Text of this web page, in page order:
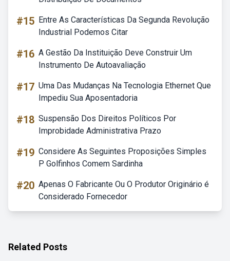
#15 Entre As Características Da Segunda Revolução
Industrial Podemos Citar
#16 A Gestão Da Instituição Deve Construir Um
Instrumento De Autoavaliação
#17 Uma Das Mudanças Na Tecnologia Ethernet Que
Impediu Sua Aposentadoria
#18 Suspensão Dos Direitos Políticos Por
Improbidade Administrativa Prazo
#19 Considere As Seguintes Proposições Simples
P Golfinhos Comem Sardinha
#20 Apenas O Fabricante Ou O Produtor Originário é
Considerado Fornecedor
Related Posts